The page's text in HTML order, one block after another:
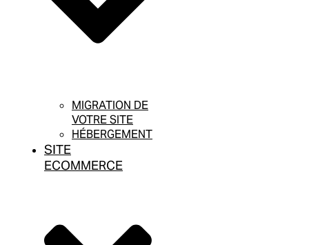
MIGRATION DE
VOTRE SITE
HÉBERGEMENT
SITE
ECOMMERCE